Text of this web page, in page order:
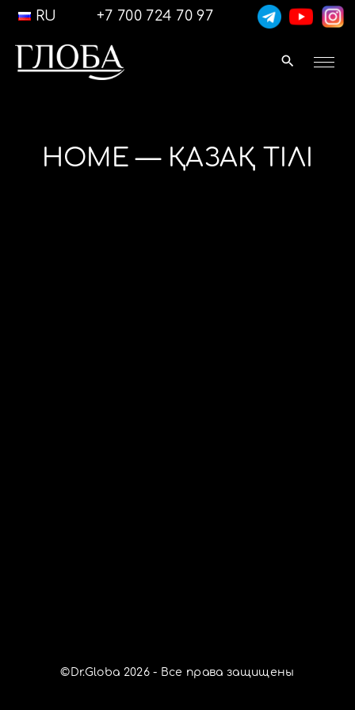
RU +7 700 724 70 97
HOME — ҚАЗАҚ ТІЛІ
©Dr.Globa 2026- Все права защищены